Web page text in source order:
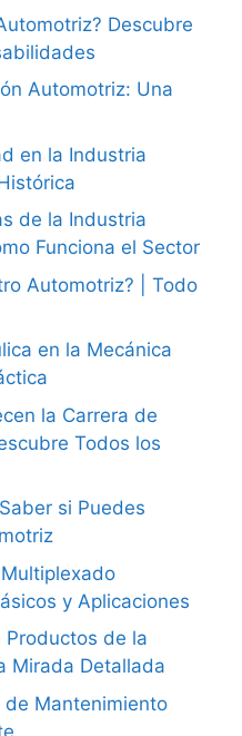
Descubre
Automotriz: Una
en la Industria
de la Industria
Funciona el Sector
Automotriz? | Todo
en la Mecánica
la Carrera de
Todos los
si Puedes
y Aplicaciones
Productos de la
Mirada Detallada
de Mantenimiento